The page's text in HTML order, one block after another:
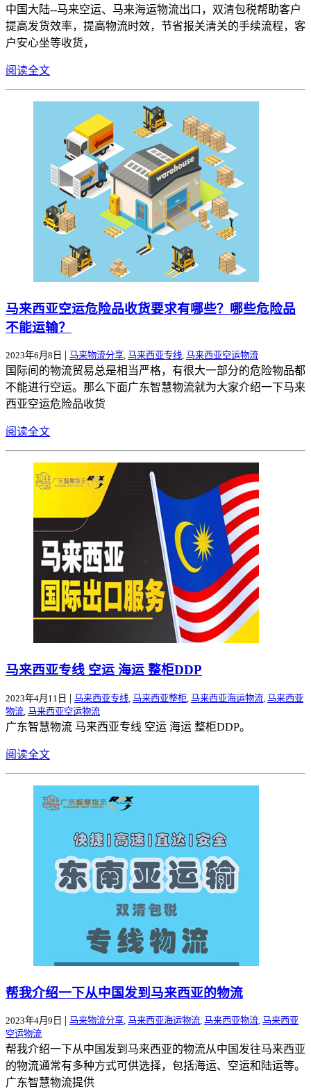
中国大陆--马来空运、马来海运物流出口，双清包税帮助客户
提高发货效率，提高物流时效，节省报关清关的手续流程，客
户安心坐等收货，
阅读全文
马来西亚空运危险品收货要求有哪些？哪些危险品
不能运输？
2023年6月8日 | 马来物流分享, 马来西亚专线, 马来西亚空运物流
国际间的物流贸易总是相当严格，有很大一部分的危险物品都
不能进行空运。那么下面广东智慧物流就为大家介绍一下马来
西亚空运危险品收货
阅读全文
马来西亚专线 空运 海运 整柜DDP
2023年4月11日 | 马来西亚专线 马来西亚整柜 马来西亚海运物流 马来西亚
物流 马来西亚空运物流
广东智慧物流 马来西亚专线 空运 海运 整柜DDP。
阅读全文
帮我介绍一下从中国发到马来西亚的物流
2023年4月9日 | 马来物流分享, 马来西亚海运物流, 马来西亚物流, 马来西亚
空运物流
帮我介绍一下从中国发到马来西亚的物流从中国发往马来西亚
的物流通常有多种方式可供选择，包括海运、空运和陆运等。
广东智慧物流提供